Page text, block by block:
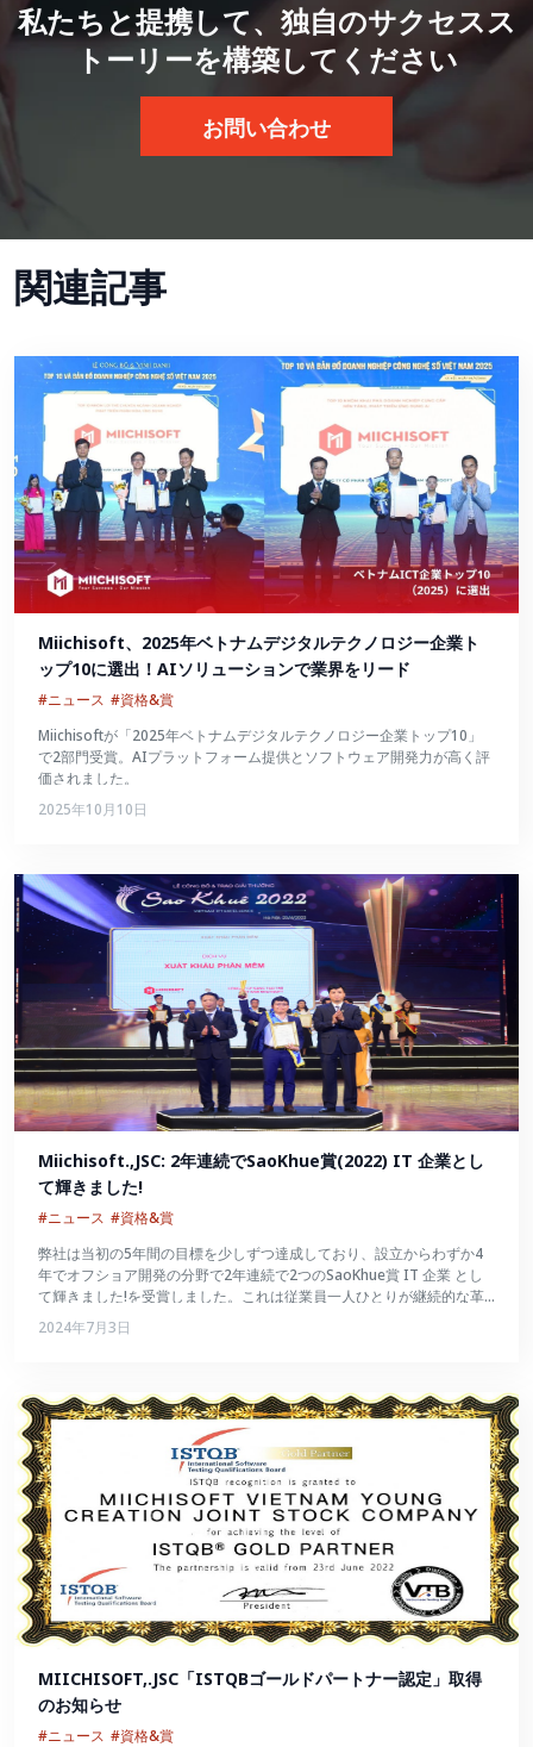
私たちと提携して、独自のサクセスス
トーリーを構築してください
お問い合わせ
関連記事
Miichisoft、2025年ベトナムデジタルテクノロジー企業ト
ップ10に選出！AIソリューションで業界をリード
#ニュース #資格&賞
Miichisoftが「2025年ベトナムデジタルテクノロジー企業トップ10」
で2部門受賞。AIプラットフォーム提供とソフトウェア開発力が高く評
価されました。
2025年10月10日
Miichisoft.,JSC: 2年連続でSaoKhue賞(2022) IT 企業とし
て輝きました!
#ニュース #資格&賞
弊社は当初の5年間の目標を少しずつ達成しており、設立からわずか4
年でオフショア開発の分野で2年連続で2つのSaoKhue賞 IT 企業 とし
て輝きました!を受賞しました。これは従業員一人ひとりが継続的な革
新を続け、数々の試練を切り抜けて大きく成長したことの証でもあるで
しょう。
2024年7月3日
MIICHISOFT,.JSC「ISTQBゴールドパートナー認定」取得
のお知らせ
#ニュース #資格&賞